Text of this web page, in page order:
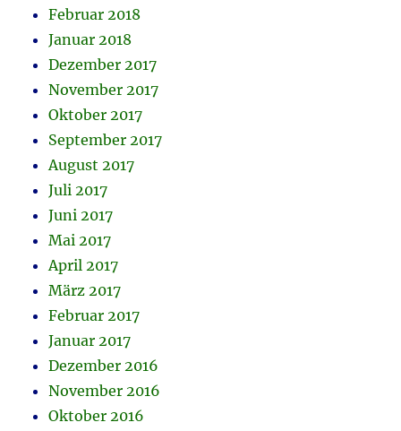
Februar 2018
Januar 2018
Dezember 2017
November 2017
Oktober 2017
September 2017
August 2017
Juli 2017
Juni 2017
Mai 2017
April 2017
März 2017
Februar 2017
Januar 2017
Dezember 2016
November 2016
Oktober 2016